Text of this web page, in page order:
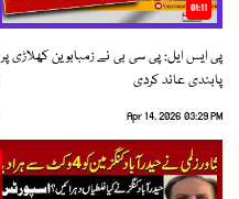
01:11
پی ایس ایل: پی سی بی نے زمبابوین کھلاڑی پر
پابندی عائد کردی
Apr 14, 2026 03:29 PM